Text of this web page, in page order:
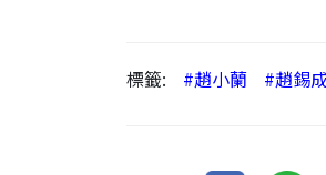
標籤: #趙小蘭 #趙錫